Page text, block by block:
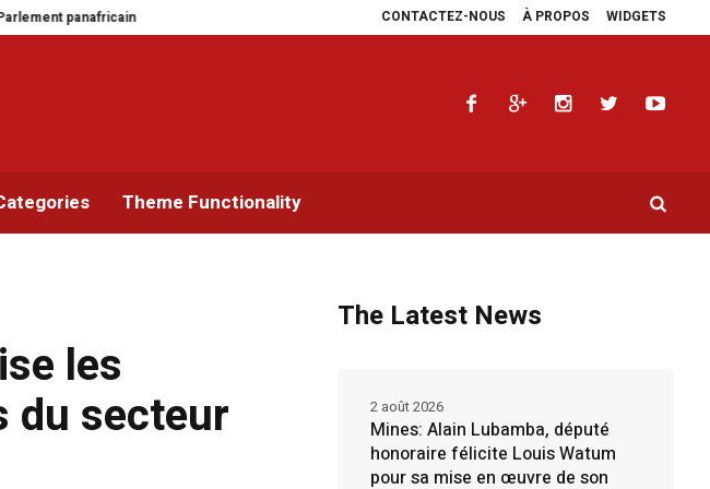
CONTACTEZ-NOUS À PROPOS WIDGETS
Boji Sangara multiplie les plaidoyers en faveur de la RDC. Parlement panafricain : à Johannesburg,
Theme Functionality
les
du secteur
The Latest News
Mines: Alain Lubamba, député
honoraire félicite Louis Watum
pour sa mise en œuvre de son
2 août 2026